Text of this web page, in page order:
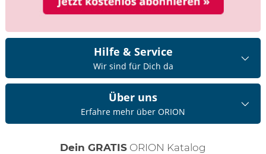
Hilfe & Service
Wir sind für Dich da
Über uns
Erfahre mehr über ORION
Dein GRATIS ORION Katalog